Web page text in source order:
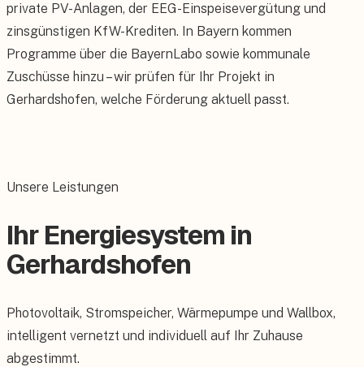
private PV-Anlagen, der EEG-Einspeisevergütung und
zinsgünstigen KfW-Krediten. In Bayern kommen
Programme über die BayernLabo sowie kommunale
Zuschüsse hinzu – wir prüfen für Ihr Projekt in
Gerhardshofen, welche Förderung aktuell passt.
Unsere Leistungen
Ihr Energiesystem in
Gerhardshofen
Photovoltaik, Stromspeicher, Wärmepumpe und Wallbox,
intelligent vernetzt und individuell auf Ihr Zuhause
abgestimmt.